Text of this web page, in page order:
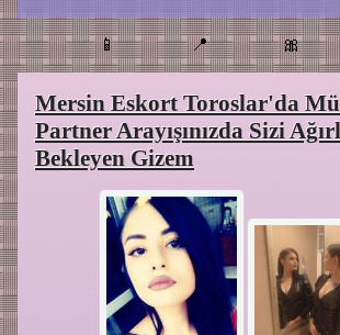
📱 📍 🎀
Mersin Eskort Toroslar'da
Partner Arayışınızda Sizi
Bekleyen Gizem